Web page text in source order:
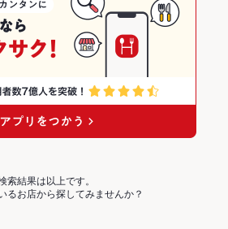
索結果は以上です。
るお店から探してみませんか？